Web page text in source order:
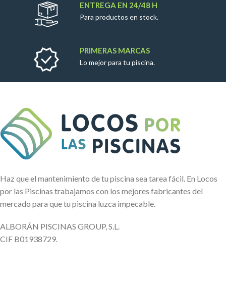
ENTREGA EN 24/48 H
Para productos en stock.
PRIMERAS MARCAS
Lo mejor para tu piscina.
Haz que el mantenimiento de tu piscina sea tarea fácil. En Locos
por las Piscinas trabajamos con los mejores fabricantes del
mercado para que tu piscina luzca impecable.
ALBORÁN PISCINAS GROUP, S.L.
CIF B01938729.